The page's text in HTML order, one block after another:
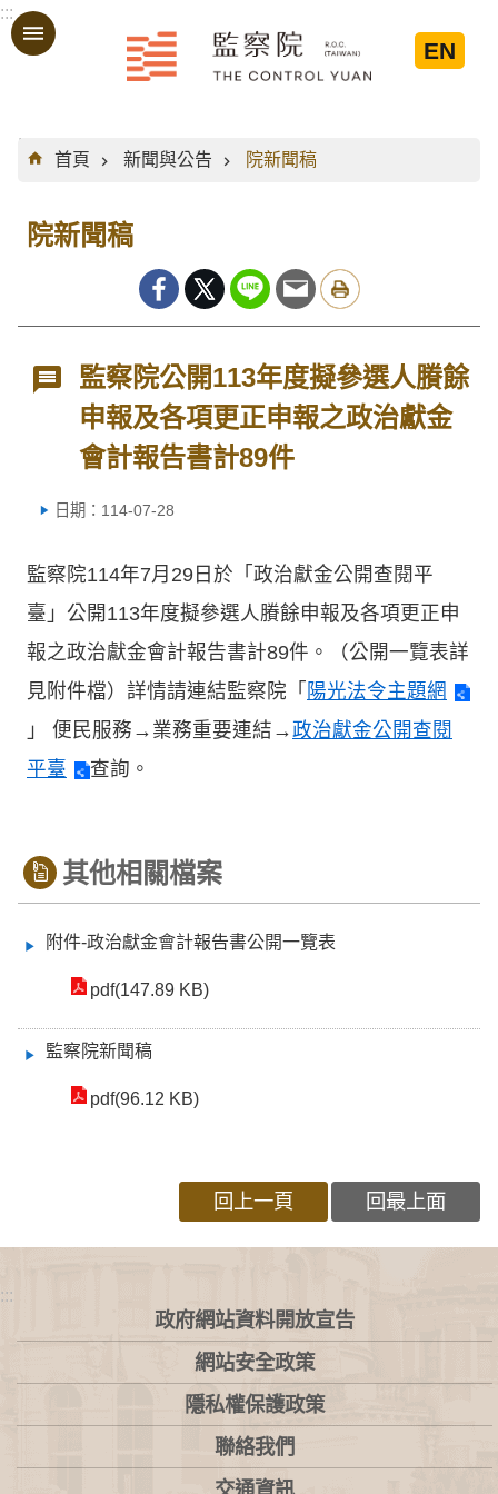
跳到主要內容區塊
:::
EN
:::
首頁
新聞與公告 院新聞稿
院新聞稿
監察院公開113年度擬參選人賸餘
申報及各項更正申報之政治獻金
會計報告書計89件
日期：114-07-28
監察院114年7月29日於「政治獻金公開查閱平
臺」公開113年度擬參選人賸餘申報及各項更正申
報之政治獻金會計報告書計89件。（公開一覽表詳
見附件檔）詳情請連結監察院「 陽光法令主題網
」 便民服務→業務重要連結→政治獻金公開查閱
平臺
查詢。
其他相關檔案
附件-政治獻金會計報告書公開一覽表
pdf(147.89 KB)
監察院新聞稿
pdf(96.12 KB)
回上一頁 回最上面
:::
政府網站資料開放宣告
網站安全政策
隱私權保護政策
聯絡我們
交通資訊